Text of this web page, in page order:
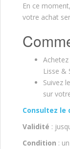
En ce
votre achat
Lisse &
Suivez
sur
Consultez le
Validité :
Condition :